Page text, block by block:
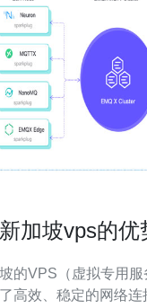
加坡vps的优
的VPS（虚拟专用
高效、稳定的网络连